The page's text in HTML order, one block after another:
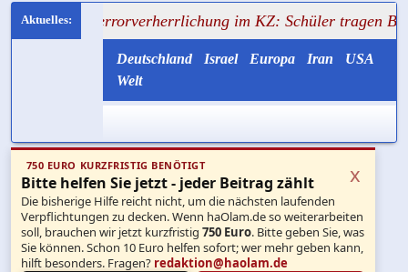
im KZ: Schüler tragen Bild von Dalal
Deutschland Israel Europa Iran
USA
Welt
750 EURO KURZFRISTIG BENÖTIGT
Bitte helfen Sie jetzt - jeder Beitrag zählt
Die bisherige Hilfe reicht nicht, um die nächsten laufenden
Verpflichtungen zu decken. Wenn haOlam.de so weiterarbeiten
soll, brauchen wir jetzt kurzfristig750 Euro. Bitte geben Sie, was
Sie können. Schon 10 Euro helfen sofort; wer mehr geben kann,
hilft besonders. Fragen? redaktion@haolam.de
x